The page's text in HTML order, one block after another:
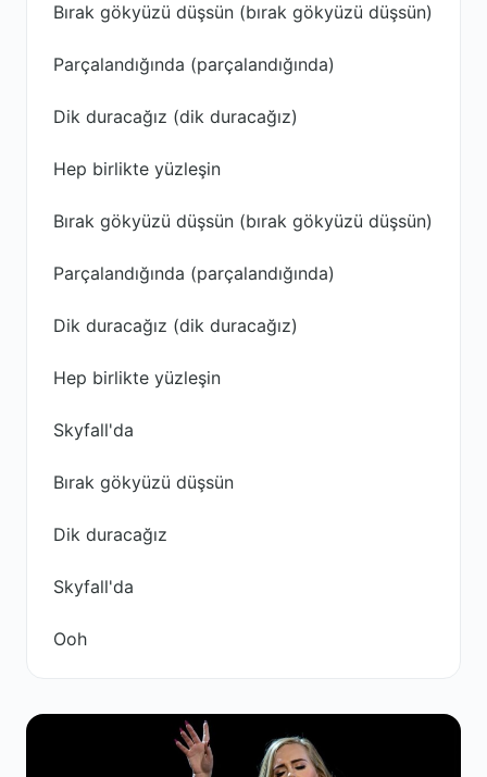
Bırak gökyüzü düşsün (bırak gökyüzü düşsün)
Parçalandığında (parçalandığında)
Dik duracağız (dik duracağız)
Hep birlikte yüzleşin
Bırak gökyüzü düşsün (bırak gökyüzü düşsün)
Parçalandığında (parçalandığında)
Dik duracağız (dik duracağız)
Hep birlikte yüzleşin
Skyfall'da
Bırak gökyüzü düşsün
Dik duracağız
Skyfall'da
Ooh